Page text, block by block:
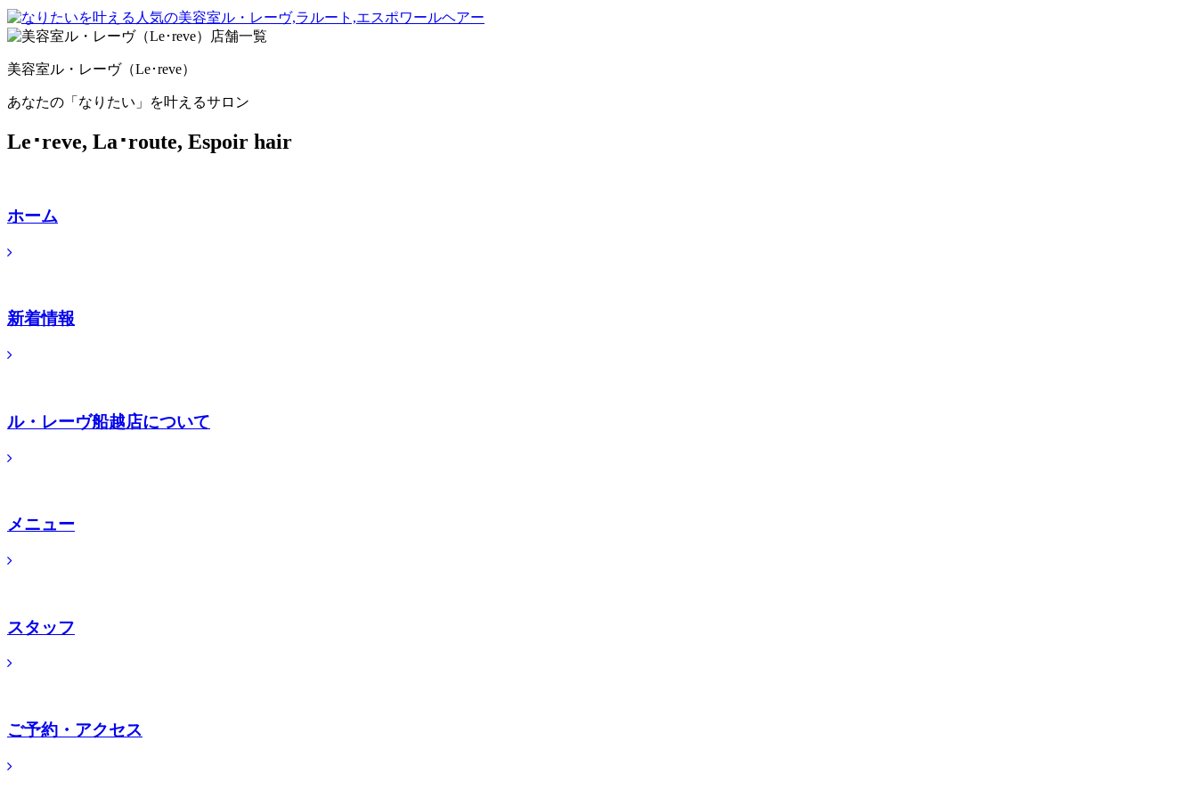
美容室ル・レーヴ（Le･reve）
あなたの「なりたい」を叶えるサロン
Le･reve, La･route, Espoir hair
ホーム
新着情報
ル・レーヴ船越店について
メニュー
スタッフ
ご予約・アクセス